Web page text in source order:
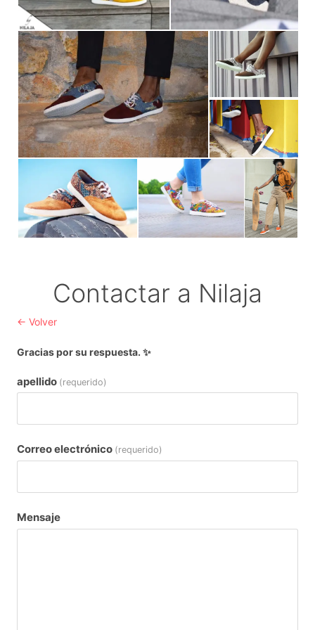
Contactar a Nilaja
← Volver
Gracias por su respuesta. ✨
apellido (requerido)
Correo electrónico (requerido)
Mensaje